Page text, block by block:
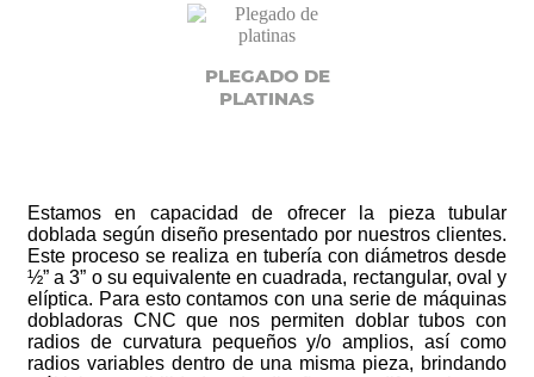
PLEGADO DE
PLATINAS
Estamos en capacidad de ofrecer la pieza tubular
doblada según diseño presentado por nuestros clientes.
Este proceso se realiza en tubería con diámetros desde
½” a 3” o su equivalente en cuadrada, rectangular, oval y
elíptica. Para esto contamos con una serie de máquinas
dobladoras CNC que nos permiten doblar tubos con
radios de curvatura pequeños y/o amplios, así como
radios variables dentro de una misma pieza, brindando